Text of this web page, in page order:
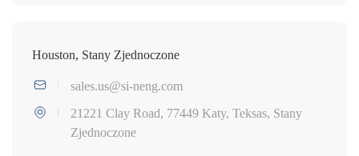
Houston, Stany Zjednoczone
sales.us@si-neng.com
21221 Clay Road, 77449 ​​Katy, Teksas, Stany
Zjednoczone